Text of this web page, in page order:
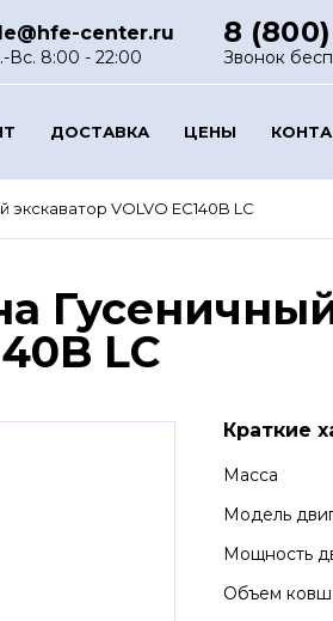
center.ru
Вс. 8:00 - 22:00
8
Звонок
ДОСТАВКА ЦЕНЫ
экскаватор VOLVO EC140B LC
LC
Краткие
Масса
Модель
Мощность
Объем